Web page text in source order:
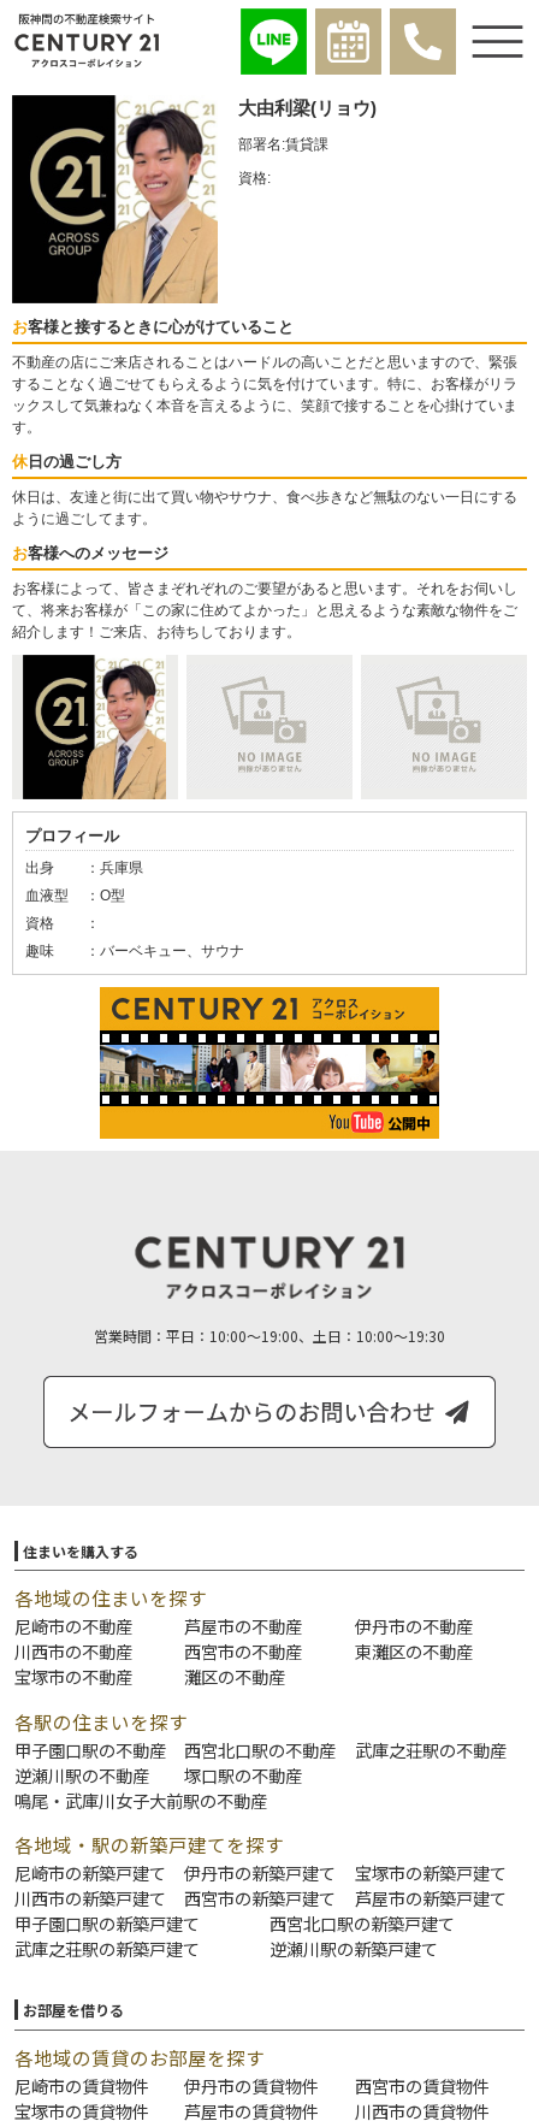
大由利梁(リョウ)
部署名:賃貸課
資格:
お客様と接するときに心がけていること
不動産の店にご来店されることはハードルの高いことだと思いますので、緊張
することなく過ごせてもらえるように気を付けています。特に、お客様がリラ
ックスして気兼ねなく本音を言えるように、笑顔で接することを心掛けていま
す。
休日の過ごし方
休日は、友達と街に出て買い物やサウナ、食べ歩きなど無駄のない一日にする
ように過ごしてます。
お客様へのメッセージ
お客様によって、皆さまぞれぞれのご要望があると思います。それをお伺いし
て、将来お客様が「この家に住めてよかった」と思えるような素敵な物件をご
紹介します！ご来店、お待ちしております。
プロフィール
出身
：兵庫県
血液型
：O型
資格
：
趣味
：バーベキュー、サウナ
営業時間： 平日：10:00～19:00、土日：10:00～19:30
住まいを購入する
各地域の住まいを探す
尼崎市の不動産 芦屋市の不動産
伊丹市の不動産
川西市の不動産
西宮市の不動産
東灘区の不動産
宝塚市の不動産
灘区の不動産
各駅の住まいを探す
甲子園口駅の不動産 西宮北口駅の不動産
武庫之荘駅の不動産
逆瀬川駅の不動産
塚口駅の不動産
鳴尾・武庫川女子大前駅の不動産
各地域・駅の新築戸建てを探す
尼崎市の新築戸建て 伊丹市の新築戸建て
宝塚市の新築戸建て
川西市の新築戸建て
西宮市の新築戸建て
芦屋市の新築戸建て
甲子園口駅の新築戸建て
西宮北口駅の新築戸建て
武庫之荘駅の新築戸建て
逆瀬川駅の新築戸建て
お部屋を借りる
各地域の賃貸のお部屋を探す
尼崎市の賃貸物件 伊丹市の賃貸物件
西宮市の賃貸物件
宝塚市の賃貸物件
芦屋市の賃貸物件
川西市の賃貸物件